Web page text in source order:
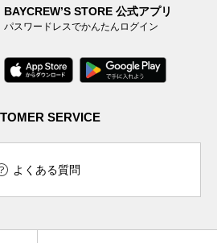
BAYCREW’S STORE 公式アプリ
パスワードレスでかんたんログイン
SERVICE
よくある質問